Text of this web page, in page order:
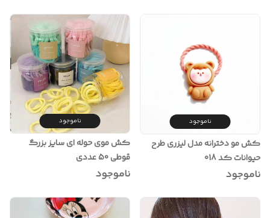
ناموجود
کش مو دخترانه مدل لیزری طرح
حیوانات کد 018
ناموجود
ناموجود
کش موی حوله ای سایز بزرگ
قوطی 50 عددی
ناموجود